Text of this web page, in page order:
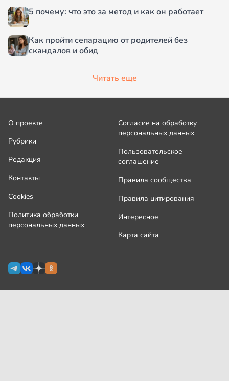
5 почему: что это за метод и как он работает
Как пройти сепарацию от родителей без
скандалов и обид
Читать еще
О проекте
Рубрики
Редакция
Контакты
Cookies
Политика обработки
персональных данных
Согласие на обработку
персональных данных
Пользовательское
соглашение
Правила сообщества
Правила цитирования
Интересное
Карта сайта